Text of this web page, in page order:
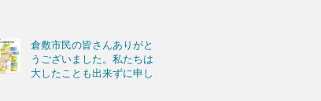
倉敷市民の皆さんありがと
うございました。私たちは
大したことも出来ずに申し